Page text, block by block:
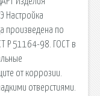
Настройка
произведена по
Р 51164-98. ГОСТ в
от коррозии.
отверстиями.